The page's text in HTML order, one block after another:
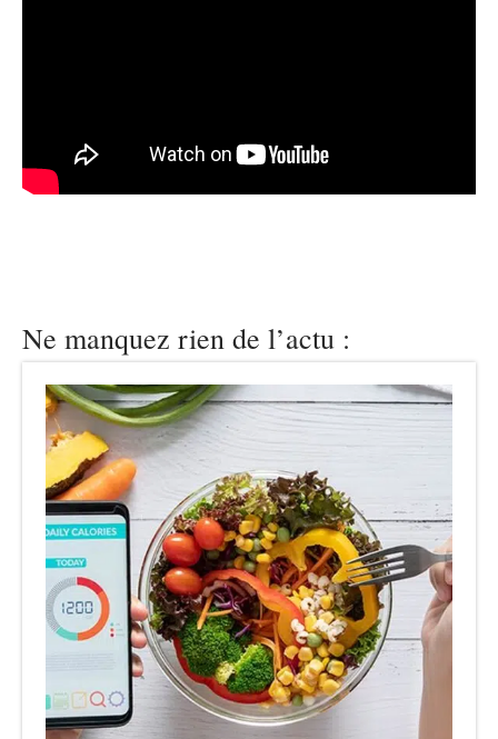
Ne manquez rien de l’actu :